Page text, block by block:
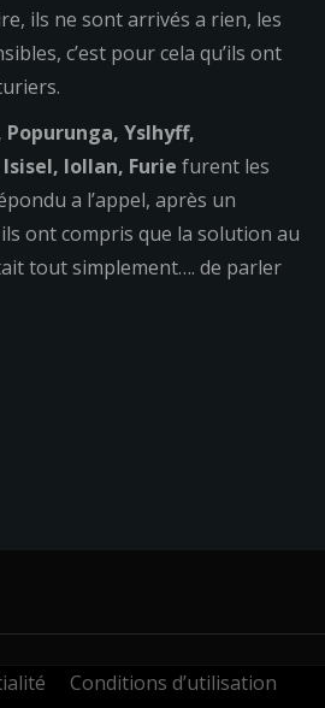
ils ne sont arrivés a rien, les
c’est pour cela qu’ils ont
Popurunga, Yslhyff,
Iollan, Furie furent les
a l’appel, après un
ont compris que la solution au
tout simplement…. de parler
Conditions d’utilisation